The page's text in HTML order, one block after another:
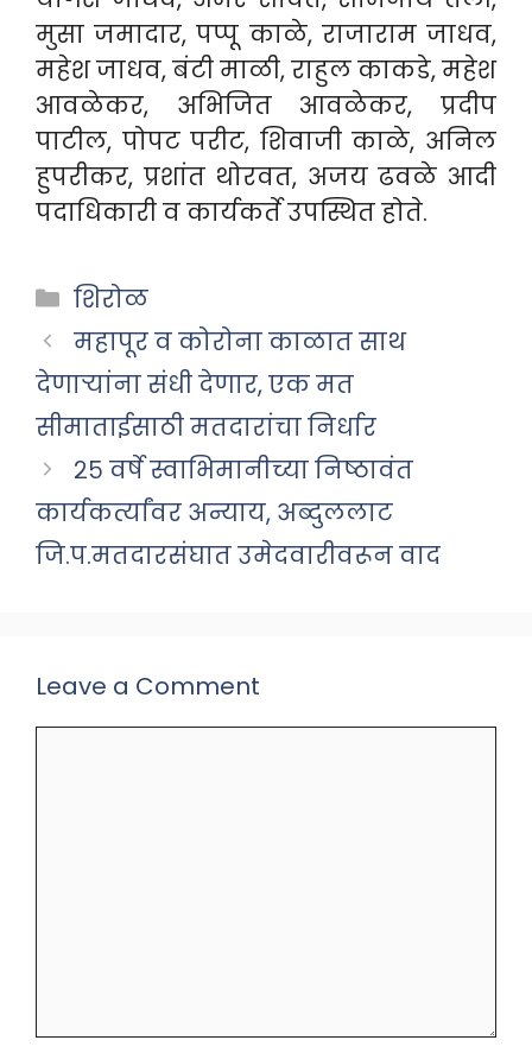
मुसा जमादार, पप्पू काळे, राजाराम जाधव,
महेश जाधव, बंटी माळी, राहुल काकडे, महेश
आवळेकर, अभिजित आवळेकर, प्रदीप
पाटील, पोपट परीट, शिवाजी काळे, अनिल
हुपरीकर, प्रशांत थोरवत, अजय ढवळे आदी
पदाधिकारी व कार्यकर्ते उपस्थित होते.
Categories
शिरोळ
महापूर व कोरोना काळात साथ
देणाऱ्यांना संधी देणार, एक मत
सीमाताईसाठी मतदारांचा निर्धार
२५ वर्षे स्वाभिमानीच्या निष्ठावंत
कार्यकर्त्यांवर अन्याय, अब्दुललाट
जि.प.मतदारसंघात उमेदवारीवरून वाद
Leave a Comment